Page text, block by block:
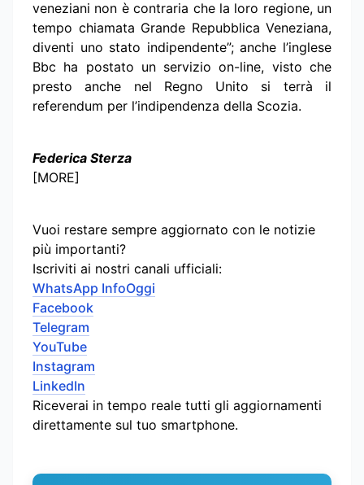
veneziani non è contraria che la loro regione, un
tempo chiamata Grande Repubblica Veneziana,
diventi uno stato indipendente”; anche l’inglese
Bbc ha postato un servizio on-line, visto che
presto anche nel Regno Unito si terrà il
referendum per l’indipendenza della Scozia.
Federica Sterza
[MORE]
Vuoi restare sempre aggiornato con le notizie
più importanti?
Iscriviti ai nostri canali ufficiali:
WhatsApp InfoOggi
Facebook
Telegram
YouTube
Instagram
LinkedIn
Riceverai in tempo reale tutti gli aggiornamenti
direttamente sul tuo smartphone.